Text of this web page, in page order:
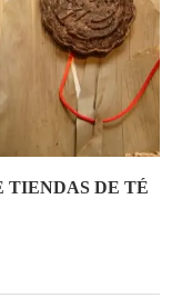
TIENDAS DE TÉ